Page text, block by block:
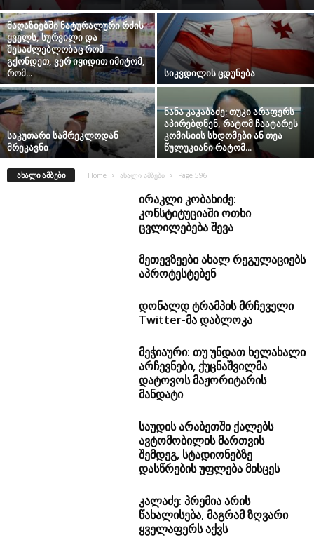
მაღაზიებში ნატურალური რძის
ყველს, სურვილი და
შესაძლებლობაც რომ
გქონდეთ, ვერ იყიდით იმიტომ,
რომ...
სიკვდილის ცდუნება
საკუთარი სამრეკლოდან
მრეკავნი
ნანა კაკაბაძე: თუკი არაფერს
აპირებდნენ, რატომ ჩაატარეს
კომისიის სხდომები ან თეა
წულუკიანი რატომ...
ᲐᲮᲐᲚᲘ ᲐᲛᲑᲔᲑᲘ Home ახალი ამბები Page 596
ირაკლი კობახიძე:
კონსტიტუციაში ოთხი
ცვლილებება შევა
მეთევზეები ახალ რეგულაციებს
აპროტესტებენ
დონალდ ტრამპის მრჩეველი
Twitter-მა დაბლოკა
მეჭიაური: თუ უნდათ ხელახალი
არჩევნები, ქუცნაშვილმა
დატოვოს მაჟორიტარის
მანდატი
საუდის არაბეთში ქალებს
ავტომობილის მართვის
შემდეგ, სტადიონებზე
დასწრების უფლება მისცეს
კალაძე: პრემია არის
წახალისება, მაგრამ ზღვარი
ყველაფერს აქვს